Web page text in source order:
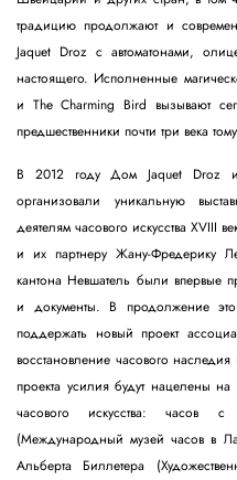
традицию продолжают и
Jaquet Droz с автоматонами,
настоящего. Исполненные
и The Charming Bird вызывают
предшественники почти три века
В 2012 году Дом Jaquet Droz и
организовали уникальную
деятелям часового искусства
и их партнеру Жану-Фредерику
кантона Невшатель были впервые
и документы. В продолжение
поддержать новый проект
восстановление часового
проекта усилия будут нацелены
часового искусства: часов
(Международный музей часов в
Альберта Биллетера